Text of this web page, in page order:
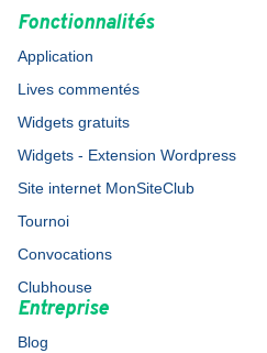
Fonctionnalités
Application
Lives commentés
Widgets gratuits
Widgets - Extension Wordpress
Site internet MonSiteClub
Tournoi
Convocations
Clubhouse
Entreprise
Blog